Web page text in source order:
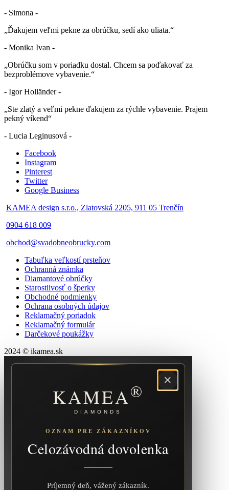
- Simona -
„Ďakujem veľmi pekne za obrúčku, sedí ako uliata.“
- Monika Ivan -
„Obrúčku som v poriadku dostal. Chcem sa poďakovať za
bezproblémove vybavenie.“
- Igor Holländer -
„Ste zlatý a veľmi pekne ďakujem za rýchle vybavenie. Prajem
pekný víkend“
- Lucia Leginusová -
Facebook
Instagram
Pinterest
Twitter
Google Business
KAMEA design s.r.o., Zlatovská 2205, 911 05 Trenčín
0904 618 009
obchod@svadobneobrucky.com
Tabuľka veľkostí prsteňov
Ochranná známka
Diamantové obrúčky
Starostlivosť o šperky
Obchodné podmienky
Ochrana osobných údajov
Reklamačný poriadok
Reklamačný formulár
Darčekové poukážky
2024 © ikamea.sk
×
KAMEA®
DIAMONDS
OZNAM PRE ZÁKAZNÍKOV
Celozávodná dovolenka
Príjemný deň, vážený zákazník.